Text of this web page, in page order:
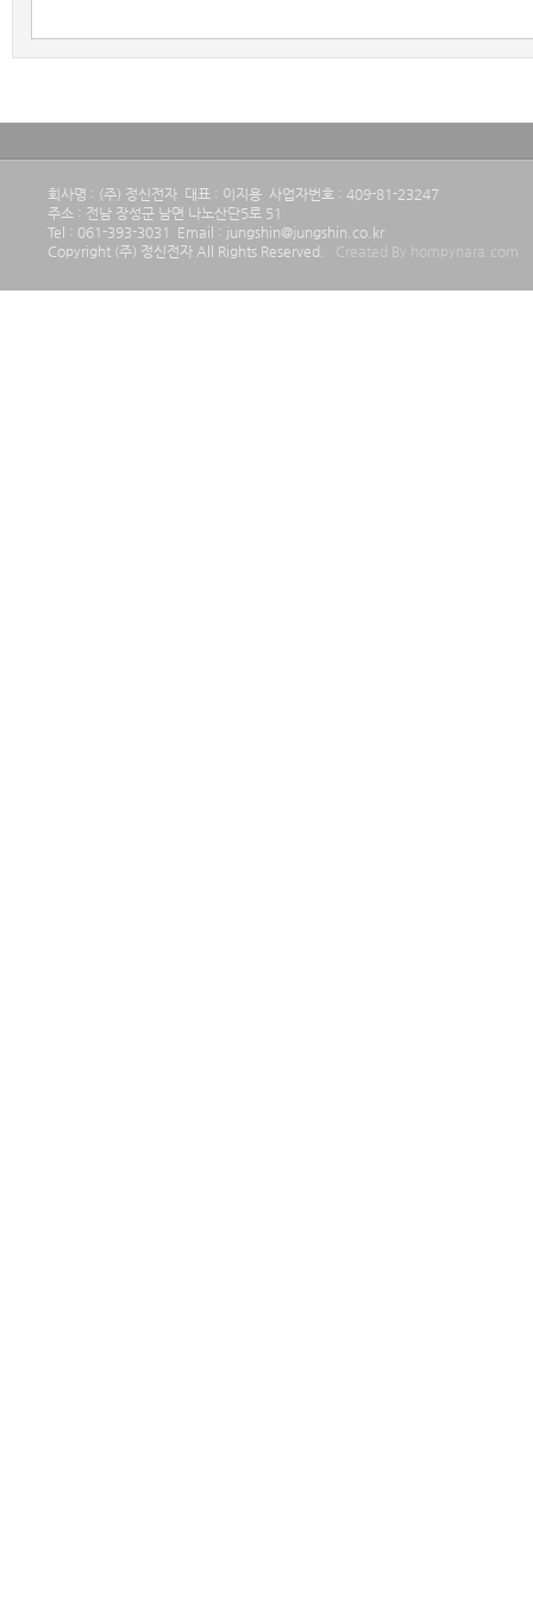
회사명 : (주) 정신전자 대표 : 이지용 사업자번호 : 409-81-23247
주소 : 전남 장성군 남면 나노산단5로 51
Tel : 061-393-3031 Email : jungshin@jungshin.co.kr
Copyright (주) 정신전자 All Rights Reserved. Created By hompynara.com